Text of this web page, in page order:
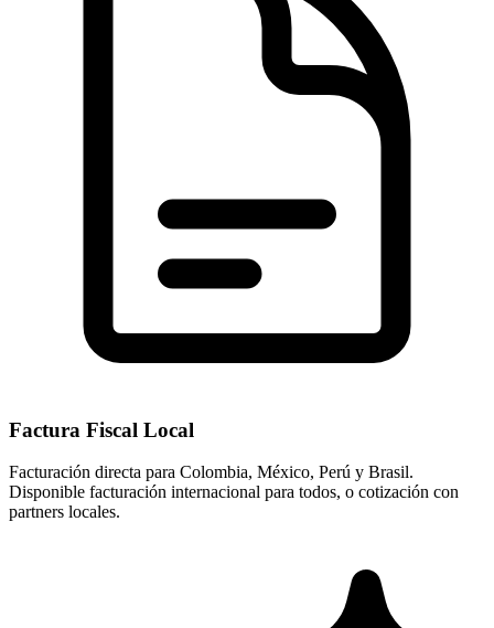
Factura Fiscal Local
Facturación directa para Colombia, México, Perú y Brasil.
Disponible facturación internacional para todos, o cotización con
partners locales.